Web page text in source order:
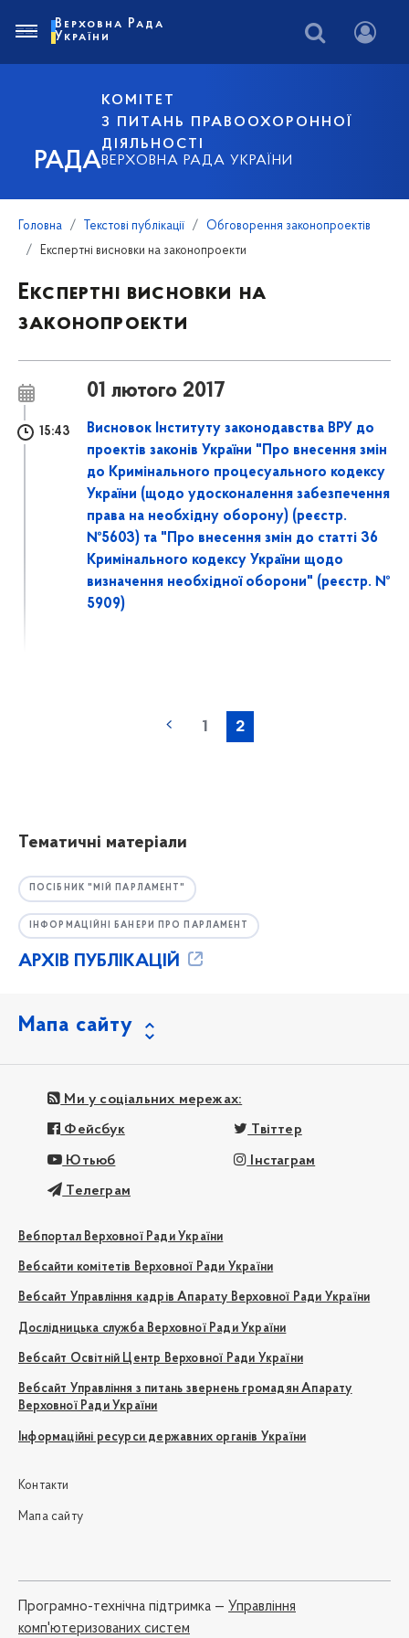
РАДА
КОМІТЕТ
З ПИТАНЬ ПРАВООХОРОННОЇ
ДІЯЛЬНОСТІ
ВЕРХОВНА РАДА УКРАЇНИ
Верховна Рада
України
Головна Текстові публікації
Обговорення законопроектів
Експертні висновки на законопроекти
Експертні висновки на
законопроекти
01 лютого 2017
15:43
Висновок Інституту законодавства ВРУ до
проектів законів України "Про внесення змін
до Кримінального процесуального кодексу
України (щодо удосконалення забезпечення
права на необхідну оборону) (реєстр.
№5603) та "Про внесення змін до статті 36
Кримінального кодексу України щодо
визначення необхідної оборони" (реєстр. №
5909)
1 2
Тематичні матеріали
ПОСІБНИК "МІЙ ПАРЛАМЕНТ"
ІНФОРМАЦІЙНІ БАНЕРИ ПРО ПАРЛАМЕНТ
АРХІВ ПУБЛІКАЦІЙ
Мапа сайту
Ми у соціальних мережах:
Фейсбук Твіттер
Ютьюб Інстаграм
Телеграм
Вебпортал Верховної Ради України
Вебсайти комітетів Верховної Ради України
Вебсайт Управління кадрів Апарату Верховної Ради України
Дослідницька служба Верховної Ради України
Вебсайт Освітній Центр Верховної Ради України
Вебсайт Управління з питань звернень громадян Апарату
Верховної Ради України
Інформаційні ресурси державних органів України
Контакти
Мапа сайту
Програмно-технічна підтримка — Управління
комп'ютеризованих систем